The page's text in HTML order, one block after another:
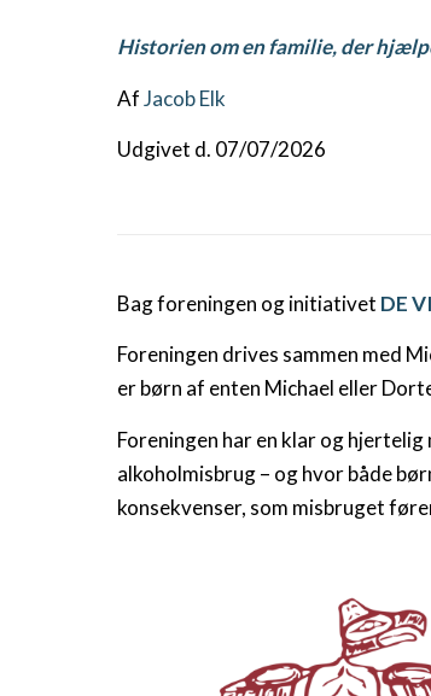
Historien om en familie, der
AfJacob Elk
Udgivet d. 07/07/2026
Bag foreningen og initiativet DE
Foreningen drives sammen med
er børn af enten Michael eller
Foreningen har en klar og
alkoholmisbrug – og hvor både
konsekvenser, som misbruget